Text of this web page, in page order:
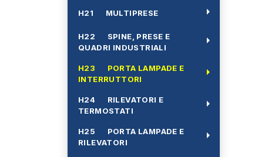
H21 MULTIPRESE arrow_right
H22 SPINE, PRESE E
QUADRI INDUSTRIALI
arrow_right
H23 PORTA LAMPADE E
INTERRUTTORI
arrow_right
H24 RILEVATORI E
TERMOSTATI
arrow_right
H25 PORTA LAMPADE E
RILEVATORI
arrow_right